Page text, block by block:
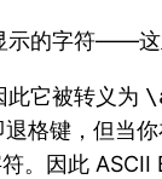
的字符——
此它被转义为
格键，但当
。因此